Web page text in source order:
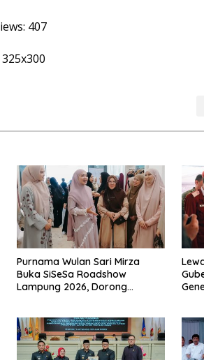
407
Purnama Wulan Sari Mirza
Buka SiSeSa Roadshow
Lampung 2026, Dorong